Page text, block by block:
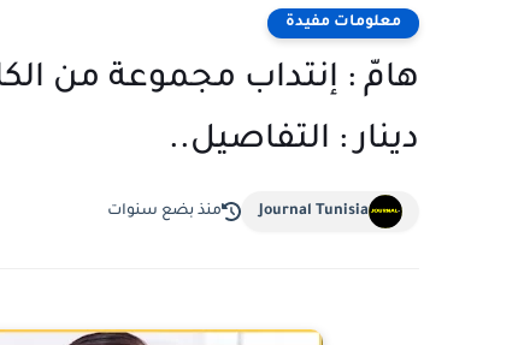
معلومات مفيدة
دينار : التفاصيل..
Journal Tunisia منذ بضع سنوات